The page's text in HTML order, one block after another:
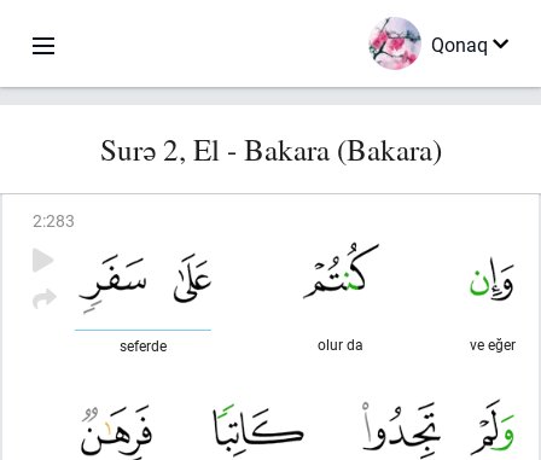
Qonaq
Surə 2, El - Bakara (Bakara)
2:283
ve eğer
olur da
seferde